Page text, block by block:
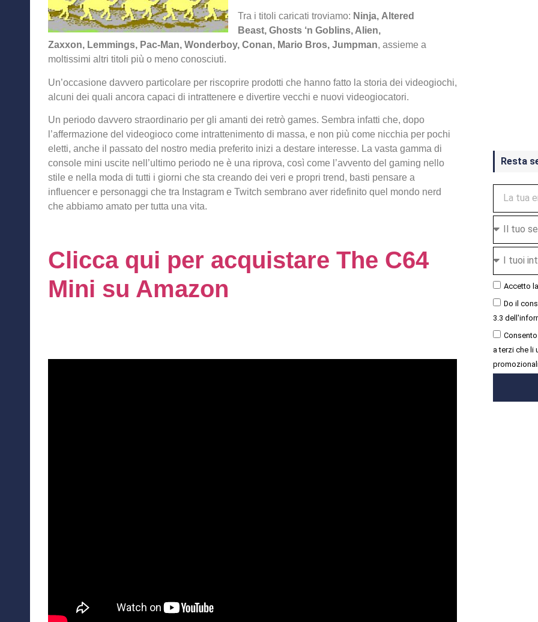
Tra i titoli caricati troviamo: Ninja, Altered
Beast, Ghosts ‘n Goblins, Alien,
Zaxxon, Lemmings, Pac-Man, Wonderboy, Conan, Mario Bros, Jumpman, assieme a
moltissimi altri titoli più o meno conosciuti.
Un’occasione davvero particolare per riscoprire prodotti che hanno fatto la storia dei videogiochi,
alcuni dei quali ancora capaci di intrattenere e divertire vecchi e nuovi videogiocatori.
Un periodo davvero straordinario per gli amanti dei retrò games. Sembra infatti che, dopo
l’affermazione del videogioco come intrattenimento di massa, e non più come nicchia per pochi
eletti, anche il passato del nostro media preferito inizi a destare interesse. La vasta gamma di
console mini uscite nell’ultimo periodo ne è una riprova, così come l’avvento del gaming nello
stile e nella moda di tutti i giorni che sta creando dei veri e propri trend, basti pensare a
influencer e personaggi che tra Instagram e Twitch sembrano aver ridefinito quel mondo nerd
che abbiamo amato per tutta una vita.
Clicca qui per acquistare The C64
Mini su Amazon
Resta
Accetto la
Do il
3.3
a terzi che li